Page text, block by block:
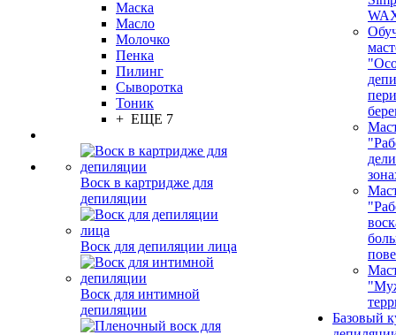
Маска
Масло
Молочко
Пенка
Пилинг
Сыворотка
Тоник
+ ЕЩЕ 7
Воск в картридже для
депиляции
Воск для депиляции лица
Воск для интимной
депиляции
Базовый